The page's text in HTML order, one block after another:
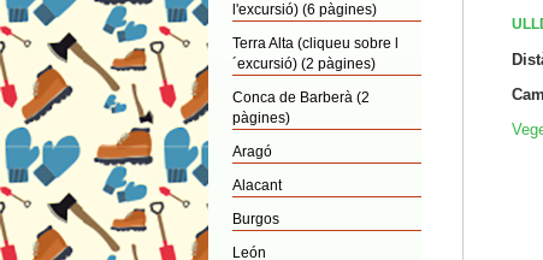
l'excursió) (6 pàgines)
Terra Alta (cliqueu sobre l
´excursió) (2 pàgines)
Conca de Barberà (2
pàgines)
Aragó
Alacant
Burgos
León